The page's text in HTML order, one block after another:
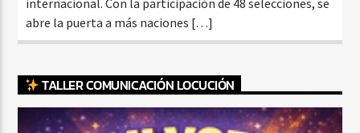
abre la puerta a más naciones […]
TALLER COMUNICACIÓN LOCUCIÓN